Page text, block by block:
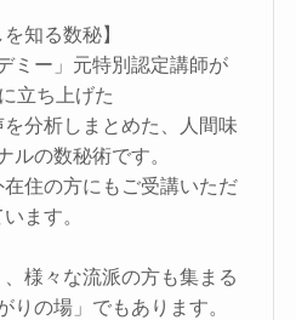
を知る数秘】
ミー」元特別認定講師が
立ち上げた
分析しまとめた、人間味
ルの数秘術です。
住の方にもご受講いただ
ます。
様々な流派の方も集まる
りの場」でもあります。